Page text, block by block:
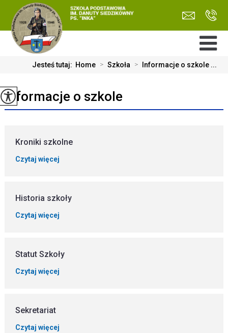
Jesteś tutaj: Home > Szkoła > Informacje o szkole ...
Informacje o szkole
Kroniki szkolne
Czytaj więcej
Historia szkoły
Czytaj więcej
Statut Szkoły
Czytaj więcej
Sekretariat
Czytaj więcej